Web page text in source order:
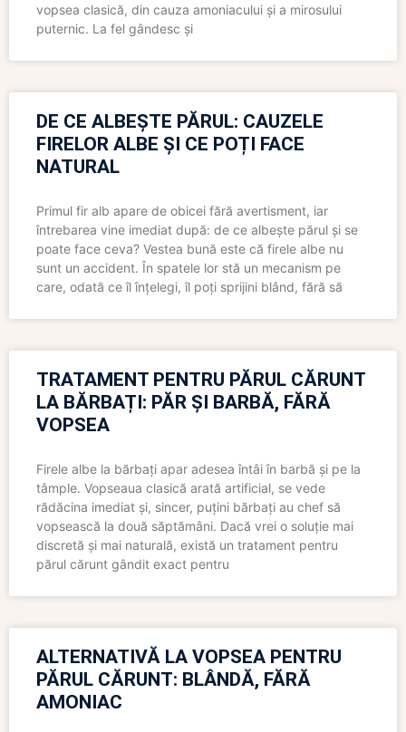
vopsea clasică, din cauza amoniacului și a mirosului
puternic. La fel gândesc și
DE CE ALBEȘTE PĂRUL: CAUZELE
FIRELOR ALBE ȘI CE POȚI FACE
NATURAL
Primul fir alb apare de obicei fără avertisment, iar
întrebarea vine imediat după: de ce albește părul și se
poate face ceva? Vestea bună este că firele albe nu
sunt un accident. În spatele lor stă un mecanism pe
care, odată ce îl înțelegi, îl poți sprijini blând, fără să
TRATAMENT PENTRU PĂRUL CĂRUNT
LA BĂRBAȚI: PĂR ȘI BARBĂ, FĂRĂ
VOPSEA
Firele albe la bărbați apar adesea întâi în barbă și pe la
tâmple. Vopseaua clasică arată artificial, se vede
rădăcina imediat și, sincer, puțini bărbați au chef să
vopsească la două săptămâni. Dacă vrei o soluție mai
discretă și mai naturală, există un tratament pentru
părul cărunt gândit exact pentru
ALTERNATIVĂ LA VOPSEA PENTRU
PĂRUL CĂRUNT: BLÂNDĂ, FĂRĂ
AMONIAC